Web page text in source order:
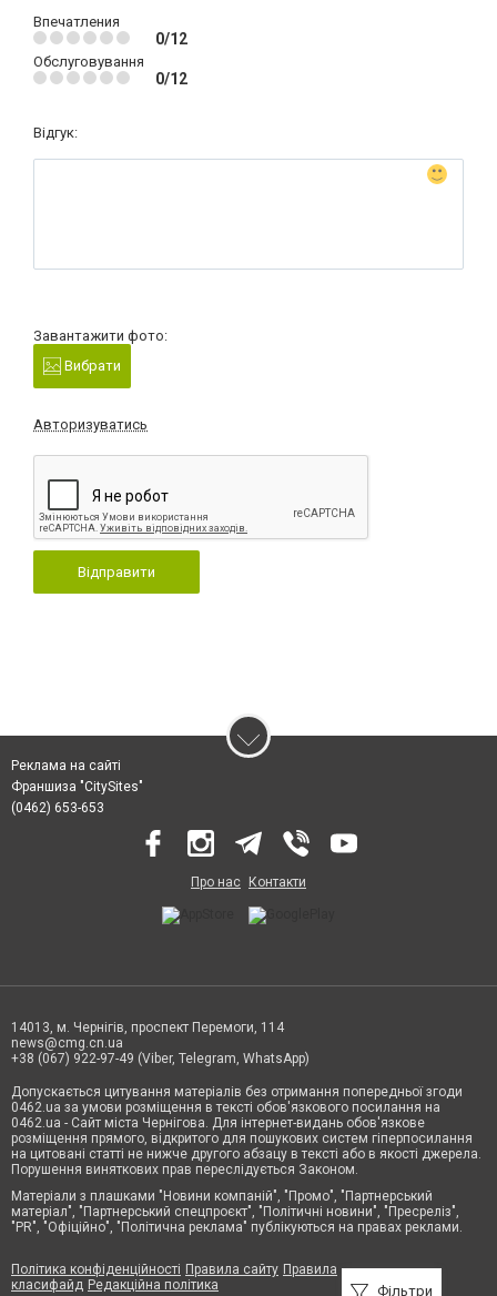
Впечатления
0/12
Обслуговування
0/12
Відгук:
Завантажити фото:
Вибрати
Авторизуватись
Відправити
Фільтри
Реклама на сайті
Франшиза "CitySites"
(0462) 653-653
Про нас Контакти
14013, м. Чернігів, проспект Перемоги, 114
news@cmg.cn.ua
+38 (067) 922-97-49 (Viber, Telegram, WhatsApp)
Допускається цитування матеріалів без отримання попередньої згоди
0462.ua за умови розміщення в тексті обов'язкового посилання на
0462.ua - Сайт міста Чернігова. Для інтернет-видань обов'язкове
розміщення прямого, відкритого для пошукових систем гіперпосилання
на цитовані статті не нижче другого абзацу в тексті або в якості джерела.
Порушення виняткових прав переслідується Законом.
Матеріали з плашками "Новини компаній", "Промо", "Партнерський
матеріал", "Партнерський спецпроєкт", "Політичні новини", "Пресреліз",
"PR", "Офіційно", "Політична реклама" публікуються на правах реклами.
Політика конфіденційності Правила сайту Правила
класифайд Редакційна політика